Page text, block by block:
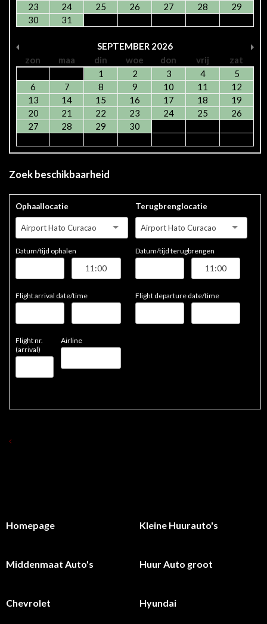
23
24 25 26 27 28
29
30
31
SEPTEMBER 2026
zon
maa din woe don vrij
zat
1
2 3 4
5
6
7 8 9 10 11
12
13
14 15 16 17 18
19
20
21 22 23 24 25
26
27
28 29 30
Zoek beschikbaarheid
Ophaallocatie
Airport Hato Curacao
Datum/tijd ophalen
Flight arrival date/time
Flight nr.
(arrival)
Airline
Terugbrenglocatie
Airport Hato Curacao
Datum/tijd terugbrengen
Flight departure date/time
Homepage Kleine Huurauto's
Middenmaat Auto's Huur Auto groot
Chevrolet Hyundai